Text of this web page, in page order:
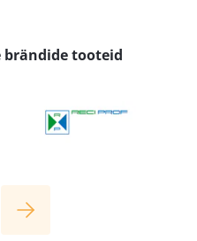
tooteid